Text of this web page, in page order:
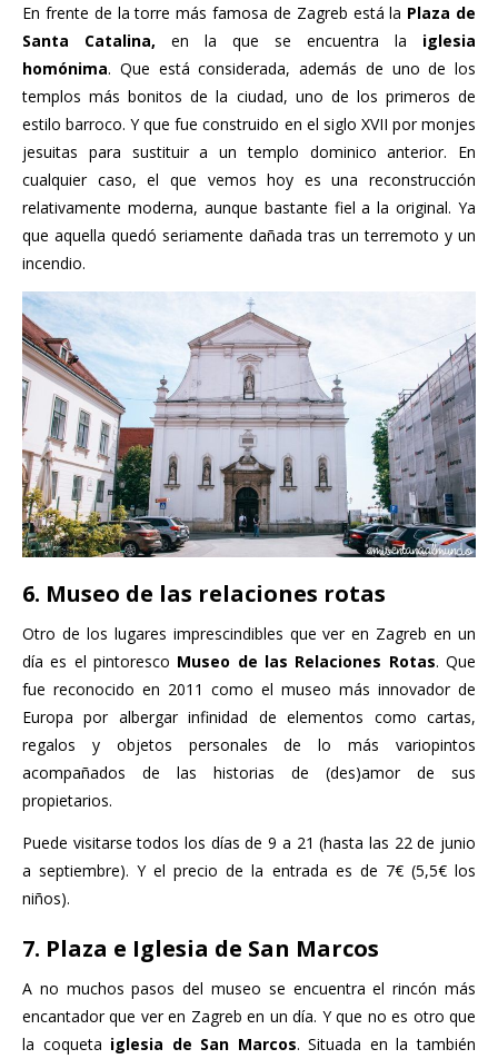
En frente de la torre más famosa de Zagreb está la Plaza de
Santa Catalina, en la que se encuentra la iglesia
homónima. Que está considerada, además de uno de los
templos más bonitos de la ciudad, uno de los primeros de
estilo barroco. Y que fue construido en el siglo XVII por monjes
jesuitas para sustituir a un templo dominico anterior. En
cualquier caso, el que vemos hoy es una reconstrucción
relativamente moderna, aunque bastante fiel a la original. Ya
que aquella quedó seriamente dañada tras un terremoto y un
incendio.
6. Museo de las relaciones rotas
Otro de los lugares imprescindibles que ver en Zagreb en un
día es el pintoresco Museo de las Relaciones Rotas. Que
fue reconocido en 2011 como el museo más innovador de
Europa por albergar infinidad de elementos como cartas,
regalos y objetos personales de lo más variopintos
acompañados de las historias de (des)amor de sus
propietarios.
Puede visitarse todos los días de 9 a 21 (hasta las 22 de junio
a septiembre). Y el precio de la entrada es de 7€ (5,5€ los
niños).
7. Plaza e Iglesia de San Marcos
A no muchos pasos del museo se encuentra el rincón más
encantador que ver en Zagreb en un día. Y que no es otro que
la coqueta iglesia de San Marcos. Situada en la también